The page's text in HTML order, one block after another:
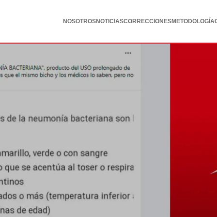
NOSOTROSNOTICIASCORRECCIONESMETODOLOGÍA